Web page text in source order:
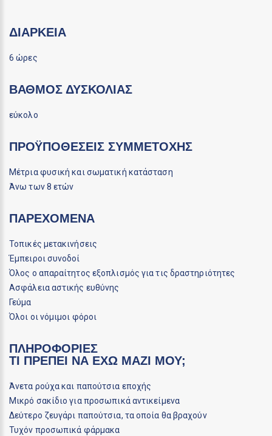
ΔΙΆΡΚΕΙΑ
6 ώρες
ΒΑΘΜΌΣ ΔΥΣΚΟΛΊΑΣ
εύκολο
ΠΡΟΫΠΟΘΈΣΕΙΣ ΣΥΜΜΕΤΟΧΉΣ
Μέτρια φυσική και σωματική κατάσταση
Άνω των 8 ετών
ΠΑΡΕΧΌΜΕΝΑ
Τοπικές μετακινήσεις
Έμπειροι συνοδοί
Όλος ο απαραίτητος εξοπλισμός για τις δραστηριότητες
Ασφάλεια αστικής ευθύνης
Γεύμα
Όλοι οι νόμιμοι φόροι
ΠΛΗΡΟΦΟΡΙΕΣ
ΤΙ ΠΡΕΠΕΙ ΝΑ ΕΧΩ ΜΑΖΙ ΜΟΥ;
Άνετα ρούχα και παπούτσια εποχής
Μικρό σακίδιο για προσωπικά αντικείμενα
Δεύτερο ζευγάρι παπούτσια, τα οποία θα βραχούν
Τυχόν προσωπικά φάρμακα